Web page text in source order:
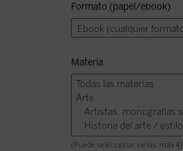
Formato (papel/ebook)
Materia
(Puede seleccionar varias: máx 4)